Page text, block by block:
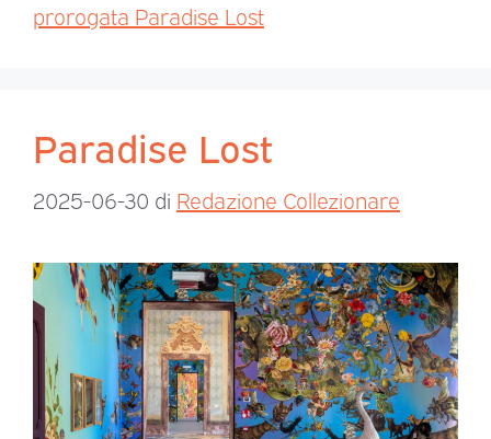
prorogata Paradise Lost
Paradise Lost
2025-06-30 di Redazione Collezionare